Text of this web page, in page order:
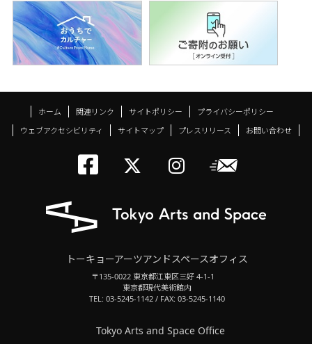
ホーム 関連リンク サイトポリシー
プライバシーポリシー
ウェブアクセシビリティ
サイトマップ プレスリリース お問い合わせ
トーキョーアーツ
メールニ
トーキョーアーツアンドスペースオフィス
〒135-0022 東京都江東区三好 4-1-1
東京都現代美術館内
TEL: 03-5245-1142 / FAX: 03-5245-1140
Tokyo Arts and Space Office